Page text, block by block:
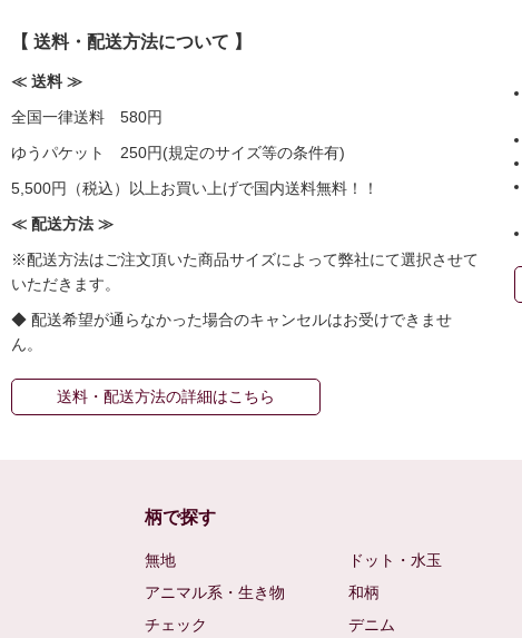
【 送料・配送方法について 】
≪ 送料 ≫
全国一律送料 580円
ゆうパケット 250円(規定のサイズ等の条件有)
5,500円（税込）以上お買い上げで国内送料無料！！
≪ 配送方法 ≫
※配送方法はご注文頂いた商品サイズによって弊社にて選択させて
いただきます。
◆ 配送希望が通らなかった場合のキャンセルはお受けできませ
ん。
送料・配送方法の詳細はこちら
柄で探す
無地 ドット・水玉
アニマル系・生き物
和柄
チェック
デニム